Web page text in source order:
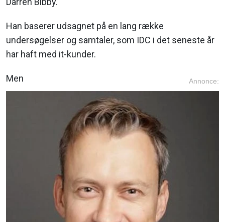
Han baserer udsagnet på en lang række
undersøgelser og samtaler, som IDC i det seneste år
har haft med it-kunder.
Annonce:
Men